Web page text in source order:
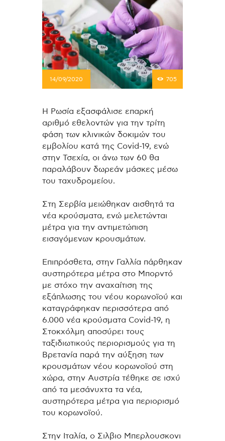
14/09/2020 705
Η Ρωσία εξασφάλισε επαρκή
αριθμό εθελοντών για την τρίτη
φάση των κλινικών δοκιμών του
εμβολίου κατά της Covid-19, ενώ
στην Τσεχία, οι άνω των 60 θα
παραλάβουν δωρεάν μάσκες μέσω
του ταχυδρομείου.
Στη Σερβία μειώθηκαν αισθητά τα
νέα κρούσματα, ενώ μελετώνται
μέτρα για την αντιμετώπιση
εισαγόμενων κρουσμάτων.
Επιπρόσθετα, στην Γαλλία πάρθηκαν
αυστηρότερα μέτρα στο Μπορντό
με στόχο την αναχαίτιση της
εξάπλωσης του νέου κορωνοϊού και
καταγράφηκαν περισσότερα από
6.000 νέα κρούσματα Covid-19, η
Στοκχόλμη αποσύρει τους
ταξιδιωτικούς περιορισμούς για τη
Βρετανία παρά την αύξηση των
κρουσμάτων νέου κορωνοϊού στη
χώρα, στην Αυστρία τέθηκε σε ισχύ
από τα μεσάνυχτα τα νέα,
αυστηρότερα μέτρα για περιορισμό
του κορωνοϊού.
Στην Ιταλία, ο Σιλβιο Μπερλουσκονι